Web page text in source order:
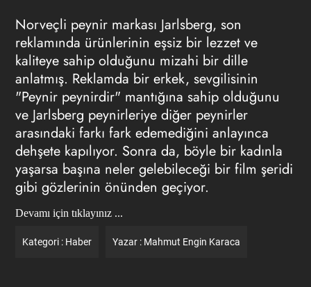
Norveçli peynir markası Jarlsberg, son
reklamında ürünlerinin eşsiz bir lezzet ve
kaliteye sahip olduğunu mizahi bir dille
anlatmış. Reklamda bir erkek, sevgilisinin
"Peynir peynirdir" mantığına sahip olduğunu
ve Jarlsberg peynirleriye diğer peynirler
arasındaki farkı fark edemediğini anlayınca
dehşete kapılıyor. Sonra da, böyle bir kadınla
yaşarsa başına neler gelebileceği bir film şeridi
gibi gözlerinin önünden geçiyor.
Devamı için tıklayınız ...
Kategori : Haber Yazar : Mahmut Engin Karaca